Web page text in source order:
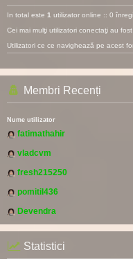
In total este 1 utilizator online :: 0
Cei mai mulţi utilizatori conectaţi au fost
Utilizatori ce ce navighează pe acest
Membri Recenți
Nume utilizator
fatimathahir
vladcvm
fresh215250
pomitil436
Devendra
Statistici